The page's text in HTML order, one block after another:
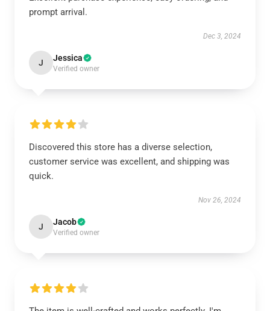
prompt arrival.
Dec 3, 2024
J Jessica
Verified owner
Discovered this store has a diverse selection,
customer service was excellent, and shipping was
quick.
Nov 26, 2024
J Jacob
Verified owner